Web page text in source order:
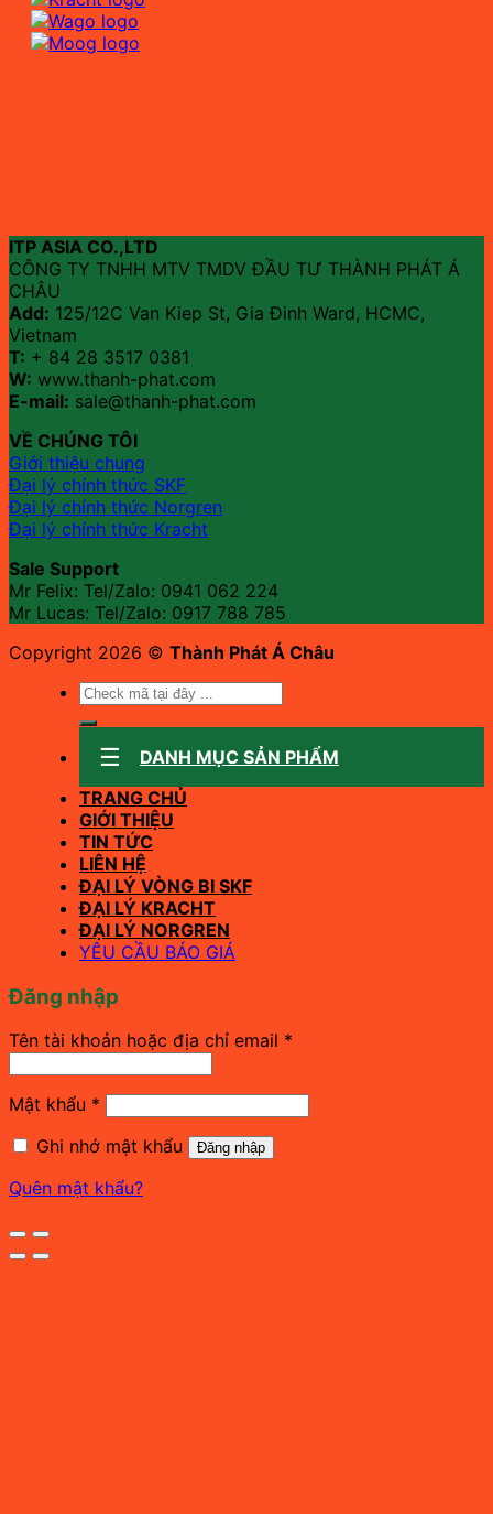
ITP ASIA CO.,LTD
CÔNG TY TNHH MTV TMDV ĐẦU TƯ THÀNH PHÁT Á
CHÂU
Add: 125/12C Van Kiep St, Gia Đinh Ward, HCMC,
Vietnam
T: + 84 28 3517 0381
W: www.thanh-phat.com
E-mail: sale@thanh-phat.com
VỀ CHÚNG TÔI
Giới thiệu chung
Đại lý chính thức SKF
Đại lý chính thức Norgren
Đại lý chính thức Kracht
Sale Support
Mr Felix: Tel/Zalo: 0941 062 224
Mr Lucas: Tel/Zalo: 0917 788 785
Copyright 2026 © Thành Phát Á Châu
Tìm
kiếm:
DANH MỤC SẢN PHẨM
TRANG CHỦ
GIỚI THIỆU
TIN TỨC
LIÊN HỆ
ĐẠI LÝ VÒNG BI SKF
ĐẠI LÝ KRACHT
ĐẠI LÝ NORGREN
YÊU CẦU BÁO GIÁ
Đăng nhập
Tên tài khoản hoặc địa chỉ email *
Mật khẩu *
Ghi nhớ mật khẩu
Đăng nhập
Quên mật khẩu?